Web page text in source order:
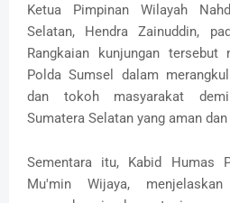
Ketua Pimpinan Wilayah
Selatan, Hendra Zainuddin,
Rangkaian kunjungan tersebut
Polda Sumsel dalam
dan tokoh masyarakat
Sumatera Selatan yang aman
Sementara itu, Kabid Humas
Mu'min Wijaya,